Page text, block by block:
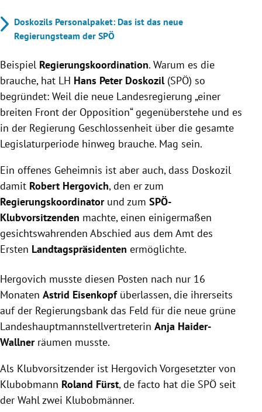
Doskozils Personalpaket: Das ist das neue
Regierungsteam der SPÖ
Beispiel Regierungskoordination. Warum es die
brauche, hat LH Hans Peter Doskozil(SPÖ) so
begründet: Weil die neue Landesregierung „einer
breiten Front der Opposition“ gegenüberstehe und es
in der Regierung Geschlossenheit über die gesamte
Legislaturperiode hinweg brauche. Mag sein.
Ein offenes Geheimnis ist aber auch, dass Doskozil
damit Robert Hergovich, den er zum
Regierungskoordinatorund zum SPÖ-
Klubvorsitzenden machte, einen einigermaßen
gesichtswahrenden Abschied aus dem Amt des
Ersten Landtagspräsidenten ermöglichte.
Hergovich musste diesen Posten nach nur 16
Monaten Astrid Eisenkopfüberlassen, die ihrerseits
auf der Regierungsbank das Feld für die neue grüne
Landeshauptmannstellvertreterin Anja Haider-
Wallnerräumen musste.
Als Klubvorsitzender ist Hergovich Vorgesetzter von
Klubobmann Roland Fürst, de facto hat die SPÖ seit
der Wahl zwei Klubobmänner.